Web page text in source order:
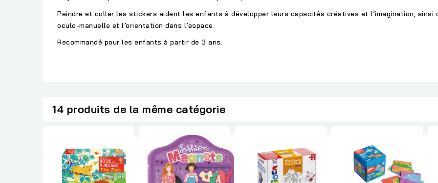
Peindre et coller les stickers aident les enfants à développer leurs capacités créatives et l’imagination,
oculo-manuelle et l’orientation dans l’espace.
Recommandé pour les enfants à partir de 3 ans.
14 produits de la même catégorie